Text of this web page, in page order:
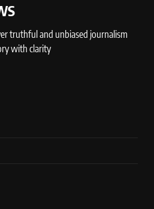
truthful and unbiased journalism
with clarity